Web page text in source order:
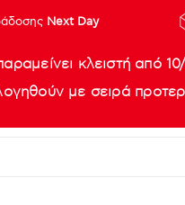
Next Day
κλειστή από
με σειρά